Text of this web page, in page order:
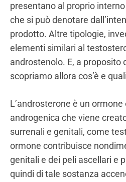
presentano al proprio
che si può denotare
prodotto. Altre tipologie,
elementi similari al
androstenolo. E, a proposito
scopriamo allora cos’è e
L’androsterone è un
androgenica che viene
surrenali e genitali, come
ormone contribuisce
genitali e dei peli ascellari e
quindi di tale sostanza